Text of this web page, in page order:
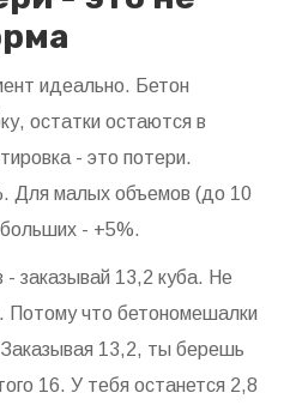
идеально. Бетон
остатки остаются в
- это потери.
Для малых объемов (до 10
- +5%.
- заказывай 13,2 куба. Не
что бетономешалки
Заказывая 13,2, ты берешь
16. У тебя останется 2,8